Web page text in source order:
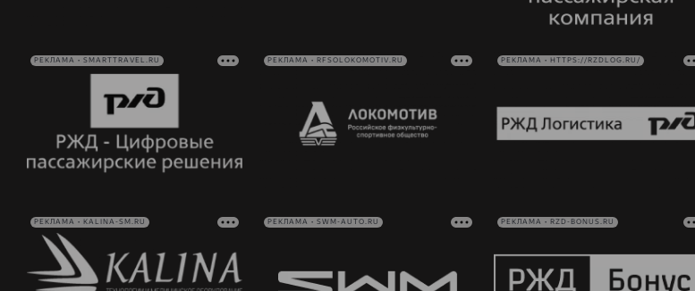
РЕКЛАМА • SMARTTRAVEL.RU РЕКЛАМА • RFSOLOKOMOTIV.RU РЕКЛАМА • HTTPS://RZDLOG.RU/
РЕКЛАМА • KALINA-SM.RU РЕКЛАМА • SWM-AUTO.RU РЕКЛАМА • RZD-BONUS.RU